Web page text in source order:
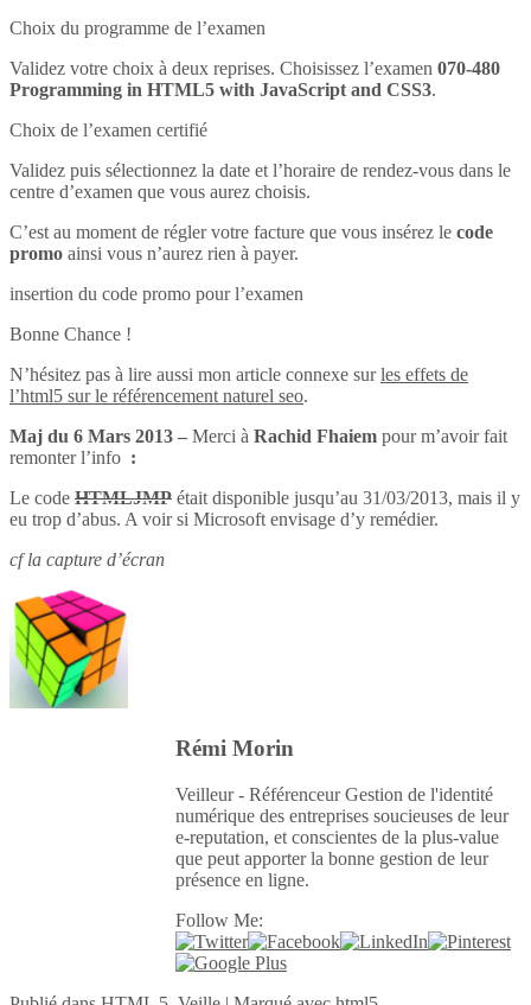
Choix du programme de l’examen
Validez votre choix à deux reprises. Choisissez l’examen 070-480
Programming in HTML5 with JavaScript and CSS3.
Choix de l’examen certifié
Validez puis sélectionnez la date et l’horaire de rendez-vous dans le
centre d’examen que vous aurez choisis.
C’est au moment de régler votre facture que vous insérez le code
promo ainsi vous n’aurez rien à payer.
insertion du code promo pour l’examen
Bonne Chance !
N’hésitez pas à lire aussi mon article connexe surles effets de
l’html5 sur le référencement naturel seo.
Maj du 6 Mars 2013 – Merci à Rachid Fhaiem pour m’avoir fait
remonter l’info :
Le code HTMLJMP était disponible jusqu’au 31/03/2013, mais il y
eu trop d’abus. A voir si Microsoft envisage d’y remédier.
cf la capture d’écran
Rémi Morin
Veilleur - Référenceur Gestion de l'identité
numérique des entreprises soucieuses de leur
e-reputation, et conscientes de la plus-value
que peut apporter la bonne gestion de leur
présence en ligne.
Follow Me: